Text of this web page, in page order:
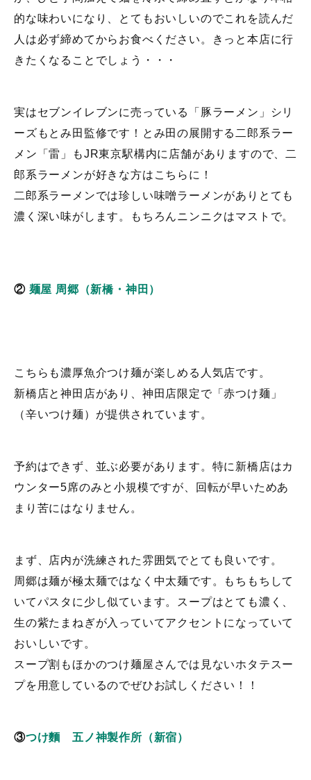
的な味わいになり、とてもおいしいのでこれを読んだ
人は必ず締めてからお食べください。きっと本店に行
きたくなることでしょう・・・
実はセブンイレブンに売っている「豚ラーメン」シリ
ーズもとみ田監修です！とみ田の展開する二郎系ラー
メン「雷」もJR東京駅構内に店舗がありますので、二
郎系ラーメンが好きな方はこちらに！
二郎系ラーメンでは珍しい味噌ラーメンがありとても
濃く深い味がします。もちろんニンニクはマストで。
② 麺屋 周郷（新橋・神田）
こちらも濃厚魚介つけ麺が楽しめる人気店です。
新橋店と神田店があり、神田店限定で「赤つけ麺」
（辛いつけ麺）が提供されています。
予約はできず、並ぶ必要があります。特に新橋店はカ
ウンター5席のみと小規模ですが、回転が早いためあ
まり苦にはなりません。
まず、店内が洗練された雰囲気でとても良いです。
周郷は麺が極太麺ではなく中太麺です。もちもちして
いてパスタに少し似ています。スープはとても濃く、
生の紫たまねぎが入っていてアクセントになっていて
おいしいです。
スープ割もほかのつけ麺屋さんでは見ないホタテスー
プを用意しているのでぜひお試しください！！
③つけ麵 五ノ神製作所（新宿）